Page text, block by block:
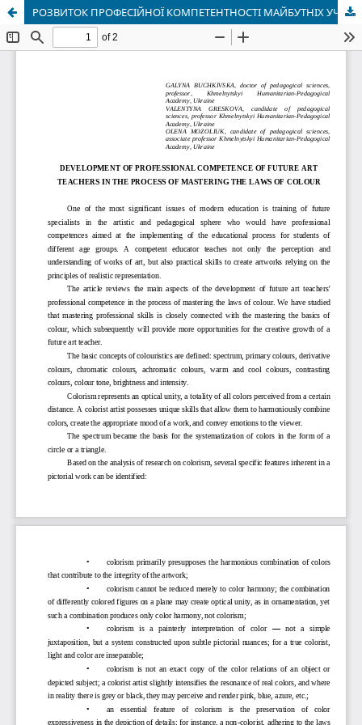
РОЗВИТОК ПРОФЕСІЙНОЇ КОМПЕТЕНТНОСТІ МАЙБУТНІХ УЧИТЕЛІВ МИСТЕЦТВА У ПРОЦЕСІ ОВОЛОДІННЯ ЗАКОНОМІРНОСТЯМИ КОЛОРИТУ